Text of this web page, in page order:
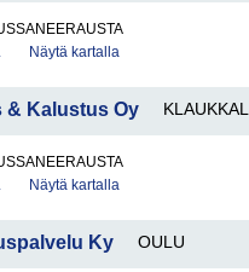
Näytä kartalla
& Kalustus Oy
Näytä kartalla
Ky OULU